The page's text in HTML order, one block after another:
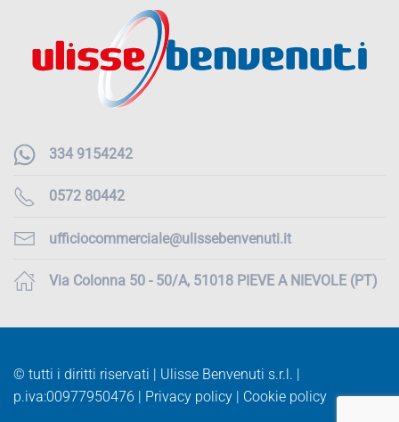
334 9154242
0572 80442
ufficiocommerciale@ulissebenvenuti.it
Via Colonna 50 - 50/A, 51018 PIEVE A NIEVOLE (PT)
© tutti i diritti riservati | Ulisse Benvenuti s.r.l. |
p.iva:00977950476 | Privacy policy Cookie policy